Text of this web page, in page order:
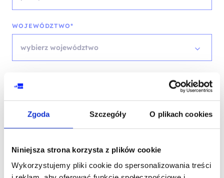
Zgoda Szczegóły O plikach cookies
Niniejsza strona korzysta z plików cookie
Wykorzystujemy pliki cookie do spersonalizowania treści
WOJEWÓDZTWO*
wybierz województwo